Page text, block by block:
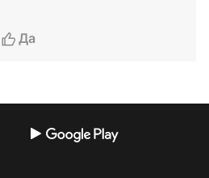
Да